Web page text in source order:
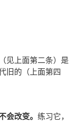
见上面第二条）是
旧的（上面第四
会改变。 练习它，